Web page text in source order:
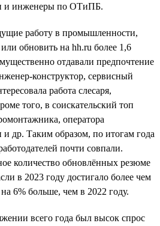
и инженеры по ОТиПБ.
работу в промышленности,
или обновить на hh.ru более 1,6
отдавали предпочтение
конструктор, сервисный
работа слесаря,
того, в соискательский топ
оператора
др. Таким образом, по итогам года
почти совпали.
количество обновлённых резюме
в 2023 году достигало более чем
6% больше, чем в 2022 году.
всего года был высок спрос